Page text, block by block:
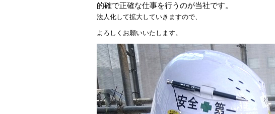
的確で正確な仕事を行うのが当社です。
法人化して拡大していきますので、
よろしくお願いいたします。